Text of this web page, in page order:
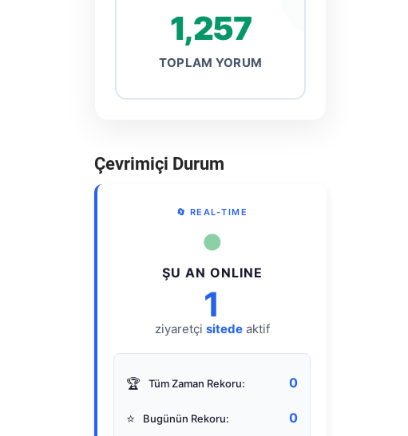
1,257
TOPLAM YORUM
Çevrimiçi Durum
🔄 REAL-TIME
●
ŞU AN ONLINE
1
ziyaretçi sitedeaktif
🏆 Tüm Zaman Rekoru: 0
⭐ Bugünün Rekoru: 0